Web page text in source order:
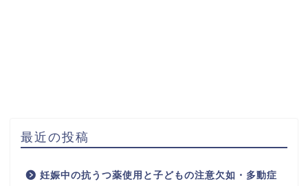
最近の投稿
妊娠中の抗うつ薬使用と子どもの注意欠如・多動症